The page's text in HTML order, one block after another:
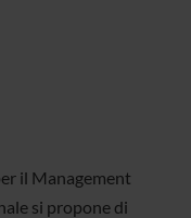
il Management
si propone di